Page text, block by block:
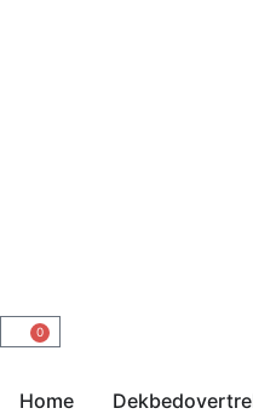
0
Home